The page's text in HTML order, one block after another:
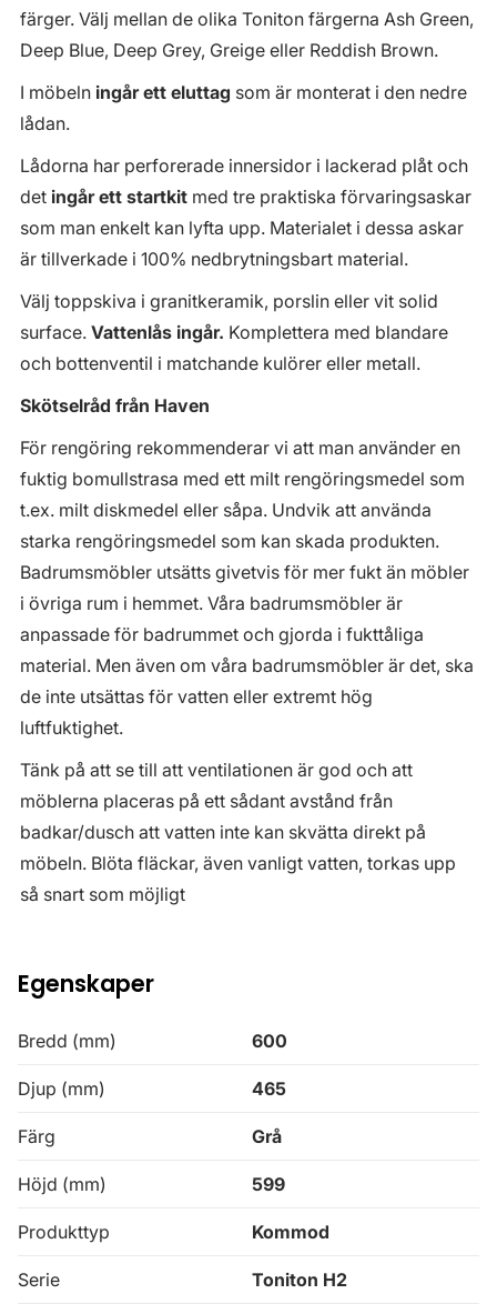
färger. Välj mellan de olika Toniton färgerna Ash Green,
Deep Blue, Deep Grey, Greige eller Reddish Brown.
I möbeln ingår ett eluttag som är monterat i den nedre
lådan.
Lådorna har perforerade innersidor i lackerad plåt och
det ingår ett startkit med tre praktiska förvaringsaskar
som man enkelt kan lyfta upp. Materialet i dessa askar
är tillverkade i 100% nedbrytningsbart material.
Välj toppskiva i granitkeramik, porslin eller vit solid
surface. Vattenlås ingår. Komplettera med blandare
och bottenventil i matchande kulörer eller metall.
Skötselråd från Haven
För rengöring rekommenderar vi att man använder en
fuktig bomullstrasa med ett milt rengöringsmedel som
t.ex. milt diskmedel eller såpa. Undvik att använda
starka rengöringsmedel som kan skada produkten.
Badrumsmöbler utsätts givetvis för mer fukt än möbler
i övriga rum i hemmet. Våra badrumsmöbler är
anpassade för badrummet och gjorda i fukttåliga
material. Men även om våra badrumsmöbler är det, ska
de inte utsättas för vatten eller extremt hög
luftfuktighet.
Tänk på att se till att ventilationen är god och att
möblerna placeras på ett sådant avstånd från
badkar/dusch att vatten inte kan skvätta direkt på
möbeln. Blöta fläckar, även vanligt vatten, torkas upp
så snart som möjligt
Egenskaper
Bredd (mm) 600
Djup (mm) 465
Färg Grå
Höjd (mm) 599
Produkttyp Kommod
Serie Toniton H2